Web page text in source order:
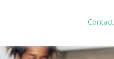
Contact
Nieuws&informatie